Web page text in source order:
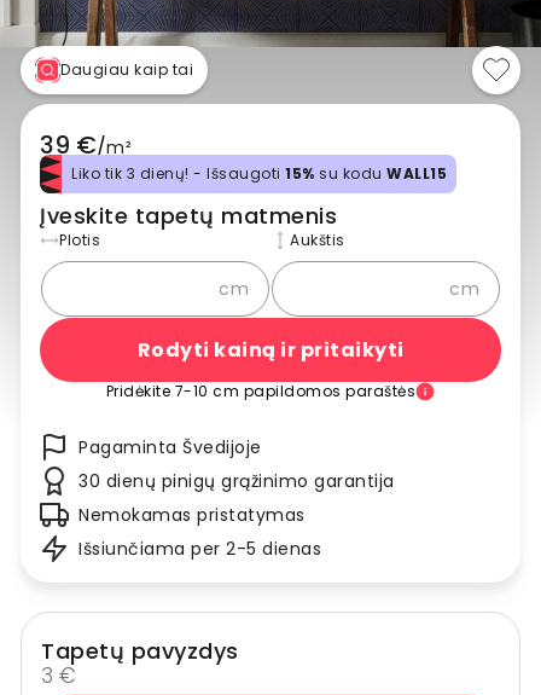
Daugiau kaip tai
39 €/m²
Liko tik 3 dienų! - Išsaugoti 15% su kodu WALL15
Įveskite tapetų matmenis
Plotis
cm
Aukštis
cm
Rodyti kainą ir pritaikyti
Pridėkite 7-10 cm papildomos paraštės
Pagaminta Švedijoje
30 dienų pinigų grąžinimo garantija
Nemokamas pristatymas
Išsiunčiama per 2-5 dienas
Tapetų pavyzdys
3 €